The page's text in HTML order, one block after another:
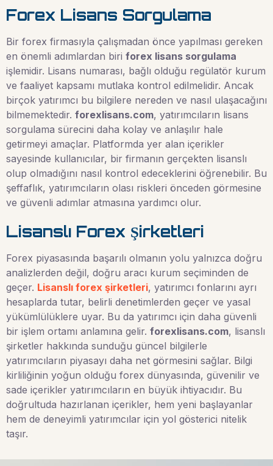
Forex Lisans Sorgulama
Bir forex firmasıyla çalışmadan önce yapılması gereken
en önemli adımlardan biri forex lisans sorgulama
işlemidir. Lisans numarası, bağlı olduğu regülatör kurum
ve faaliyet kapsamı mutlaka kontrol edilmelidir. Ancak
birçok yatırımcı bu bilgilere nereden ve nasıl ulaşacağını
bilmemektedir. forexlisans.com, yatırımcıların lisans
sorgulama sürecini daha kolay ve anlaşılır hale
getirmeyi amaçlar. Platformda yer alan içerikler
sayesinde kullanıcılar, bir firmanın gerçekten lisanslı
olup olmadığını nasıl kontrol edeceklerini öğrenebilir. Bu
şeffaflık, yatırımcıların olası riskleri önceden görmesine
ve güvenli adımlar atmasına yardımcı olur.
Lisanslı Forex Şirketleri
Forex piyasasında başarılı olmanın yolu yalnızca doğru
analizlerden değil, doğru aracı kurum seçiminden de
geçer. Lisanslı forex şirketleri, yatırımcı fonlarını ayrı
hesaplarda tutar, belirli denetimlerden geçer ve yasal
yükümlülüklere uyar. Bu da yatırımcı için daha güvenli
bir işlem ortamı anlamına gelir. forexlisans.com, lisanslı
şirketler hakkında sunduğu güncel bilgilerle
yatırımcıların piyasayı daha net görmesini sağlar. Bilgi
kirliliğinin yoğun olduğu forex dünyasında, güvenilir ve
sade içerikler yatırımcıların en büyük ihtiyacıdır. Bu
doğrultuda hazırlanan içerikler, hem yeni başlayanlar
hem de deneyimli yatırımcılar için yol gösterici nitelik
taşır.